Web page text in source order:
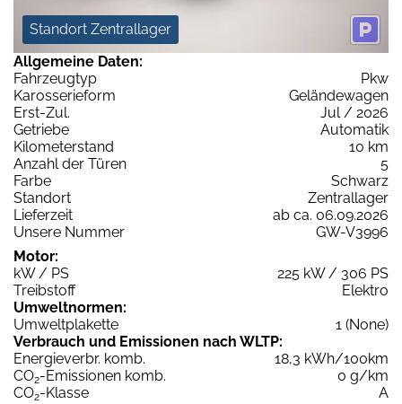
Standort Zentrallager
Allgemeine Daten:
Fahrzeugtyp
Pkw
Karosserieform
Geländewagen
Erst-Zul.
Jul / 2026
Getriebe
Automatik
Kilometerstand
10 km
Anzahl der Türen
5
Farbe
Schwarz
Standort
Zentrallager
Lieferzeit
ab ca. 06.09.2026
Unsere Nummer
GW-V3996
Motor:
kW / PS
225 kW / 306 PS
Treibstoff
Elektro
Umweltnormen:
Umweltplakette
1 (None)
Verbrauch und Emissionen nach WLTP:
Energieverbr. komb.
18,3 kWh/100km
CO2-Emissionen komb.
0 g/km
CO2-Klasse
A